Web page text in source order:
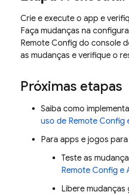
Crie e execute o app e
Faça mudanças na
Remote Config do console
as mudanças e verifique o
Próximas etapas
Saiba como
uso de Remote Config
Para apps e jogos
Teste as
Remote Config e
Libere mudanças